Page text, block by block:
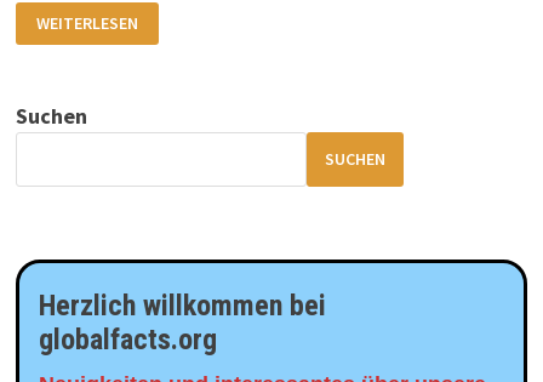
STÄDTETRIP
DURCH
EUROPA
WEITERLESEN
Suchen
SUCHEN
Herzlich willkommen bei
globalfacts.org